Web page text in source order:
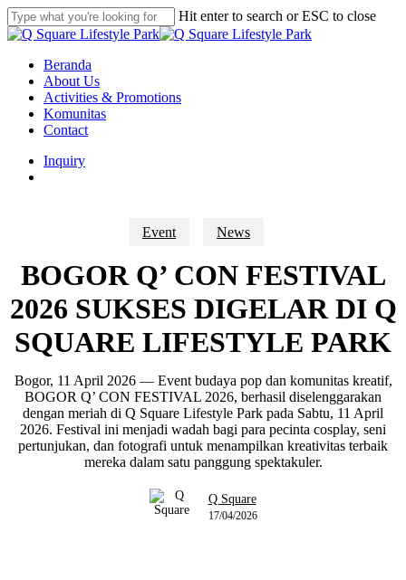
Skip
to
content
Hit enter to search or ESC to close
Close
search
Menu
Beranda
About Us
Activities & Promotions
Komunitas
Contact
Inquiry
Event News
BOGOR Q’ CON FESTIVAL
2026 SUKSES DIGELAR DI Q
SQUARE LIFESTYLE PARK
Bogor, 11 April 2026 — Event budaya pop dan komunitas kreatif,
BOGOR Q’ CON FESTIVAL 2026, berhasil diselenggarakan
dengan meriah di Q Square Lifestyle Park pada Sabtu, 11 April
2026. Festival ini menjadi wadah bagi para pecinta cosplay, seni
pertunjukan, dan fotografi untuk menampilkan kreativitas terbaik
mereka dalam satu panggung spektakuler.
Q Square
17/04/2026